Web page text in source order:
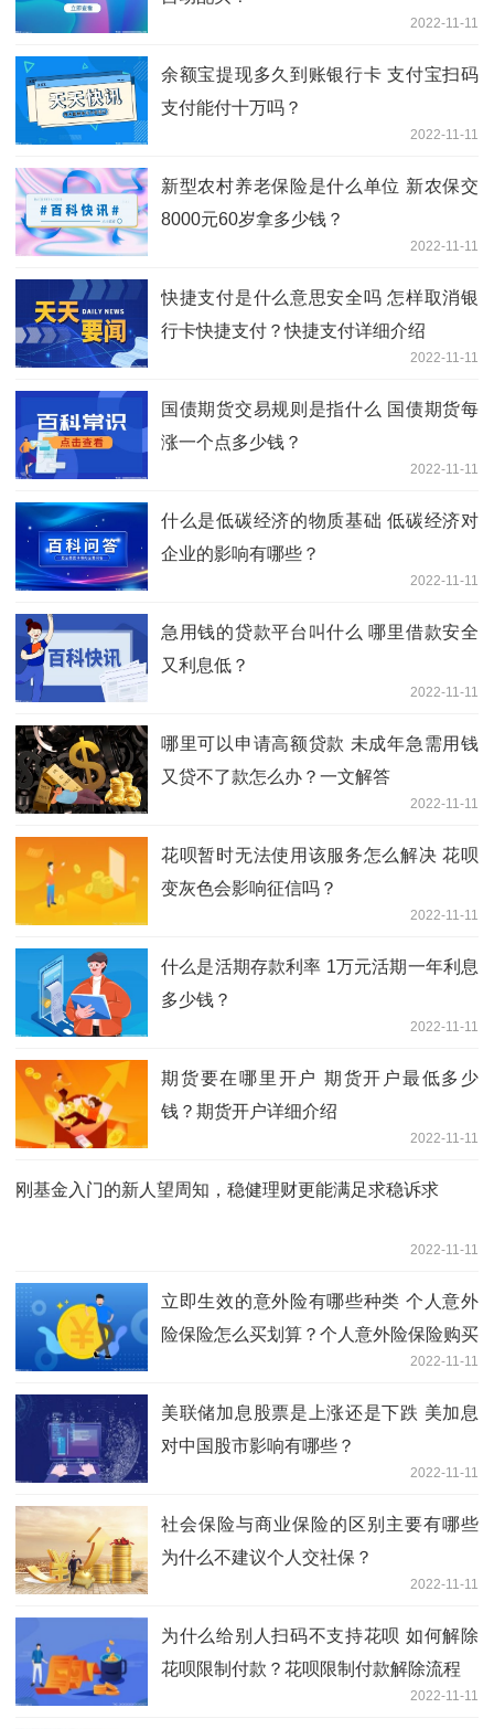
2022-11-11
余额宝提现多久到账银行卡 支付宝扫码
支付能付十万吗？
2022-11-11
新型农村养老保险是什么单位 新农保交
8000元60岁拿多少钱？
2022-11-11
快捷支付是什么意思安全吗 怎样取消银
行卡快捷支付？快捷支付详细介绍
2022-11-11
国债期货交易规则是指什么 国债期货每
涨一个点多少钱？
2022-11-11
什么是低碳经济的物质基础 低碳经济对
企业的影响有哪些？
2022-11-11
急用钱的贷款平台叫什么 哪里借款安全
又利息低？
2022-11-11
哪里可以申请高额贷款 未成年急需用钱
又贷不了款怎么办？一文解答
2022-11-11
花呗暂时无法使用该服务怎么解决 花呗
变灰色会影响征信吗？
2022-11-11
什么是活期存款利率 1万元活期一年利息
多少钱？
2022-11-11
期货要在哪里开户 期货开户最低多少
钱？期货开户详细介绍
2022-11-11
刚基金入门的新人望周知，稳健理财更能满足求稳诉求
2022-11-11
立即生效的意外险有哪些种类 个人意外
险保险怎么买划算？个人意外险保险购买
2022-11-11
美联储加息股票是上涨还是下跌 美加息
对中国股市影响有哪些？
2022-11-11
社会保险与商业保险的区别主要有哪些
为什么不建议个人交社保？
2022-11-11
为什么给别人扫码不支持花呗 如何解除
花呗限制付款？花呗限制付款解除流程
2022-11-11